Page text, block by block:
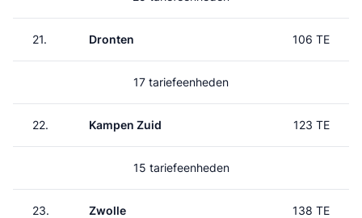
21. Dronten 106 TE
17 tariefeenheden
22. Kampen Zuid 123 TE
15 tariefeenheden
23. Zwolle 138 TE